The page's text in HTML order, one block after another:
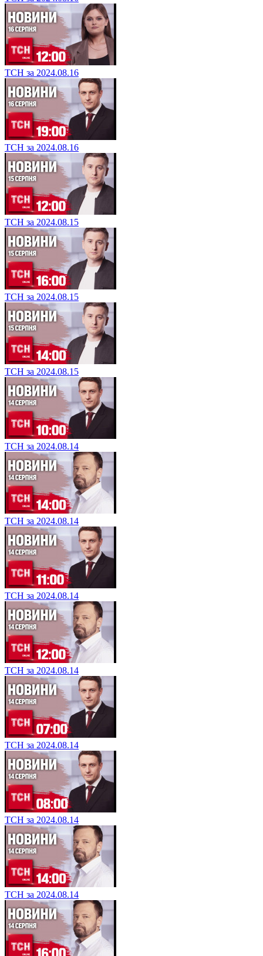
ТСН за 2024.08.16
ТСН за 2024.08.16
ТСН за 2024.08.15
ТСН за 2024.08.15
ТСН за 2024.08.15
ТСН за 2024.08.14
ТСН за 2024.08.14
ТСН за 2024.08.14
ТСН за 2024.08.14
ТСН за 2024.08.14
ТСН за 2024.08.14
ТСН за 2024.08.14